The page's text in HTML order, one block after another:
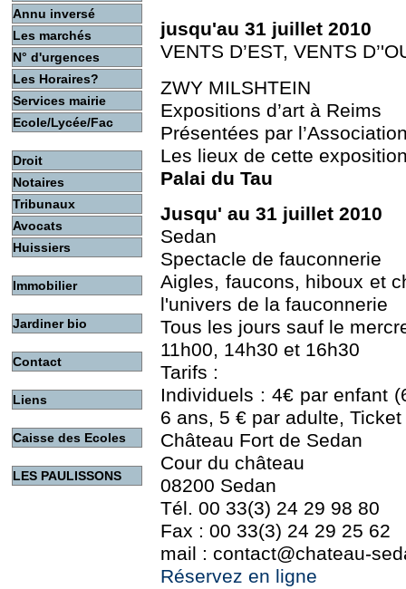
Annu inversé
Les marchés
N° d'urgences
Les Horaires?
Services mairie
Ecole/Lycée/Fac
Droit
Notaires
Tribunaux
Avocats
Huissiers
Immobilier
Jardiner bio
Contact
Liens
Caisse des Ecoles
LES PAULISSONS
jusqu'au 31 juillet 2010
VENTS D’EST, VENTS
ZWY MILSHTEIN
Expositions d’art à Reims
Présentées par
Les lieux de cette
Palai du Tau
Jusqu' au 31 juillet 2010
Sedan
Spectacle de fauconnerie
Aigles, faucons, hiboux et
l'univers de la fauconnerie
Tous les jours sauf le
11h00, 14h30 et 16h30
Tarifs :
Individuels : 4€ par enfant
6 ans, 5 € par adulte,
Château Fort de Sedan
Cour du château
08200 Sedan
Tél. 00 33(3) 24 29 98 80
Fax : 00 33(3) 24 29 25 62
mail : contact@chateau-
Réservez en ligne